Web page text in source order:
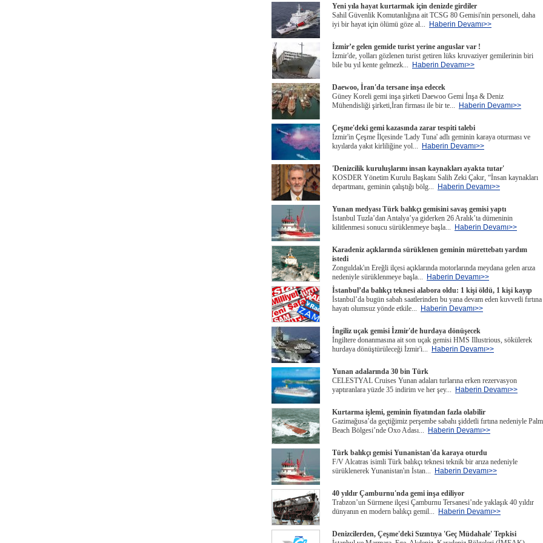
Yeni yıla hayat kurtarmak için denizde girdiler
Sahil Güvenlik Komutanlığına ait TCSG 80 Gemisi'nin personeli, daha
iyi bir hayat için ölümü göze al...
Haberin Devamı>>
İzmir’e gelen gemide turist yerine anguslar var !
İzmir'de, yolları gözlenen turist getiren lüks kruvaziyer gemilerinin biri
bile bu yıl kente gelmezk...
Haberin Devamı>>
Daewoo, İran'da tersane inşa edecek
Güney Koreli gemi inşa şirketi Daewoo Gemi İnşa & Deniz
Mühendisliği şirketi,İran firması ile bir te...
Haberin Devamı>>
Çeşme'deki gemi kazasında zarar tespiti talebi
İzmir'in Çeşme İlçesinde 'Lady Tuna' adlı geminin karaya oturması ve
kıyılarda yakıt kirliliğine yol...
Haberin Devamı>>
'Denizcilik kuruluşlarını insan kaynakları ayakta tutar'
KOSDER Yönetim Kurulu Başkanı Salih Zeki Çakır, “İnsan kaynakları
departmanı, geminin çalıştığı bölg...
Haberin Devamı>>
Yunan medyası Türk balıkçı gemisini savaş gemisi yaptı
İstanbul Tuzla’dan Antalya’ya giderken 26 Aralık’ta dümeninin
kilitlenmesi sonucu sürüklenmeye başla...
Haberin Devamı>>
Karadeniz açıklarında sürüklenen geminin mürettebatı yardım
istedi
Zonguldak'ın Ereğli ilçesi açıklarında motorlarında meydana gelen arıza
nedeniyle sürüklenmeye başla...
Haberin Devamı>>
İstanbul’da balıkçı teknesi alabora oldu: 1 kişi öldü, 1 kişi kayıp
İstanbul’da bugün sabah saatlerinden bu yana devam eden kuvvetli fırtına
hayatı olumsuz yönde etkile...
Haberin Devamı>>
İngiliz uçak gemisi İzmir'de hurdaya dönüşecek
İngiltere donanmasına ait son uçak gemisi HMS Illustrious, sökülerek
hurdaya dönüştürüleceği İzmir'i...
Haberin Devamı>>
Yunan adalarında 30 bin Türk
CELESTYAL Cruises Yunan adaları turlarına erken rezervasyon
yaptıranlara yüzde 35 indirim ve her şey...
Haberin Devamı>>
Kurtarma işlemi, geminin fiyatından fazla olabilir
Gazimağusa’da geçtiğimiz perşembe sabahı şiddetli fırtına nedeniyle Palm
Beach Bölgesi’nde Oxo Adası...
Haberin Devamı>>
Türk balıkçı gemisi Yunanistan'da karaya oturdu
F/V Alcatras isimli Türk balıkçı teknesi teknik bir arıza nedeniyle
sürüklenerek Yunanistan'ın İstan...
Haberin Devamı>>
40 yıldır Çamburnu'nda gemi inşa ediliyor
Trabzon’un Sürmene ilçesi Çamburnu Tersanesi’nde yaklaşık 40 yıldır
dünyanın en modern balıkçı gemil...
Haberin Devamı>>
Denizcilerden, Çeşme'deki Sızıntıya 'Geç Müdahale' Tepkisi